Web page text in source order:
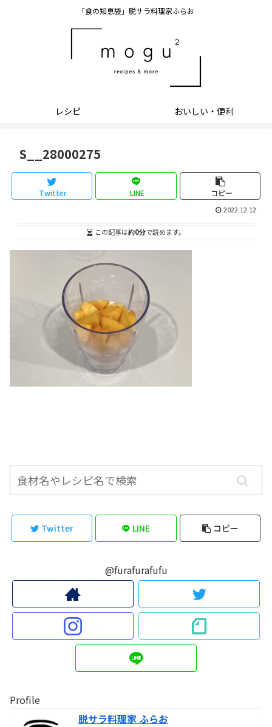
「食の知恵袋」脱サラ料理家ふらお
レシピ おいしい・便利
S__28000275
Twitter LINE コピー
2022.12.12
この記事は約0分で読めます。
Twitter LINE コピー
@furafurafufu
Profile
脱サラ料理家 ふらお